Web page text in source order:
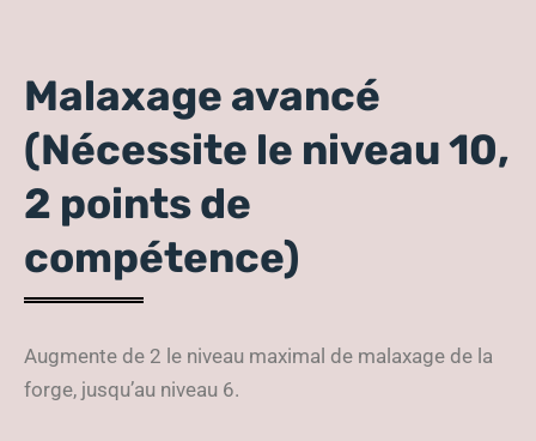
Malaxage avancé
(Nécessite le niveau 10,
2 points de
compétence)
Augmente de 2 le niveau maximal de malaxage de la
forge, jusqu’au niveau 6.